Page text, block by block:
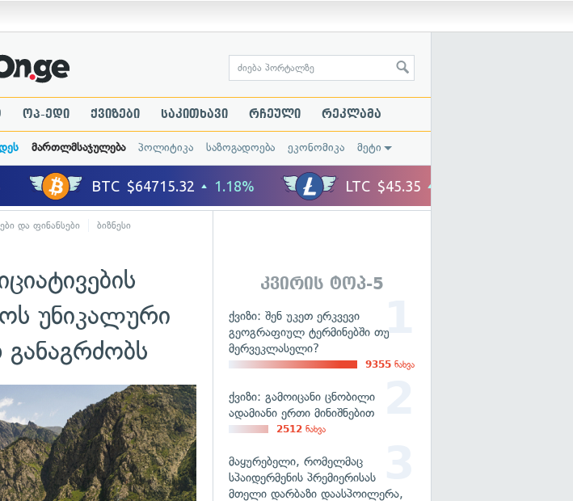
ოპ-ედი ქვიზები საკითხავი რჩეული რეკლამა
მართლმსაჯულება პოლიტიკა საზოგადოება ეკონომიკა მეტი
და ფინანსები ბიზნესი
უნიკალური
განაგრძობს
კვირის ტოპ-5
ქვიზი: შენ უკეთ ერკვევი
გეოგრაფიულ ტერმინებში თუ
მერვეკლასელი?
9355 ნახვა
ქვიზი: გამოიცანი ცნობილი
ადამიანი ერთი მინიშნებით
2512 ნახვა
მაყურებელი, რომელმაც
სპაიდერმენის პრემიერისას
მთელი დარბაზი დაასპოილერა,